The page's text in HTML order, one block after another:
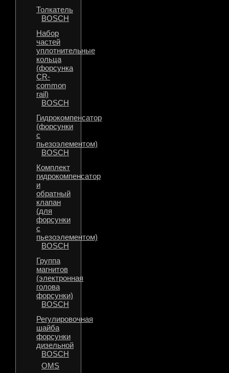
Толкатель
BOSCH
Набор
частей
уплотнительные
кольца
(форсунка
CR-
common
rail)
BOSCH
Гидрокомпенсатор
(форсунки
с
пьезоэлементом)
BOSCH
Комплект
гидрокомпенсатор
и
обратный
клапан
(для
форсунки
с
пьезоэлементом)
BOSCH
Группа
магнитов
(электронная
голова
форсунки)
BOSCH
Регулировочная
шайба
форсунки
дизельной
BOSCH
OMS